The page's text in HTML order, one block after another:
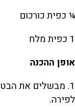
¼ כפית כורכום
1 כפית מלח
אופן ההכנה
1. מבשלים את
לפירה.